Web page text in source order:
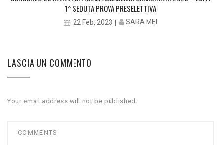
1^ SEDUTA PROVA PRESELETTIVA
22 Feb, 2023 SARA MEI
LASCIA UN COMMENTO
Your email address will not be published.